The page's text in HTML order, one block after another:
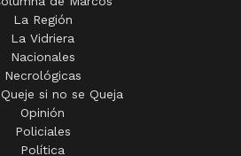
La Región
La Vidriera
Nacionales
Necrológicas
si no se Queja
Opinión
Policiales
Política